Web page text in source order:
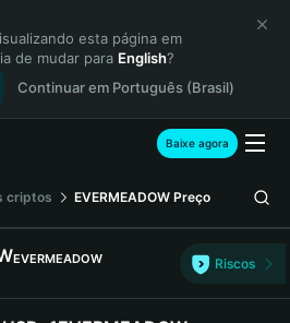
esta página em
de mudar para English?
Continuar em Português (Brasil)
Baixe agora
criptos EVERMEADOW Preço
EVERMEADOW
Riscos